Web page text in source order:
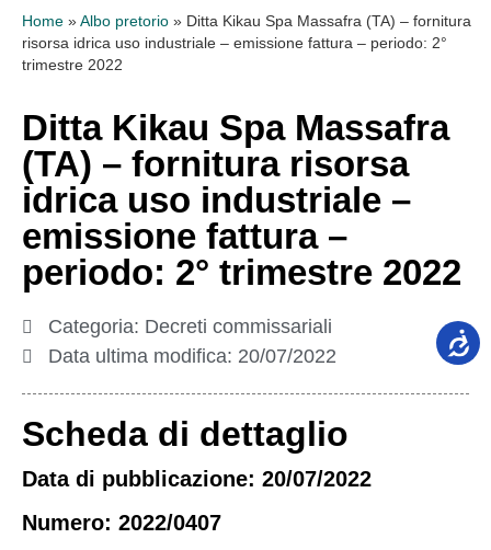
Home » Albo pretorio » Ditta Kikau Spa Massafra (TA) – fornitura
risorsa idrica uso industriale – emissione fattura – periodo: 2°
trimestre 2022
Ditta Kikau Spa Massafra
(TA) – fornitura risorsa
idrica uso industriale –
emissione fattura –
periodo: 2° trimestre 2022
Categoria: Decreti commissariali
Data ultima modifica: 20/07/2022
Scheda di dettaglio
Data di pubblicazione: 20/07/2022
Numero: 2022/0407